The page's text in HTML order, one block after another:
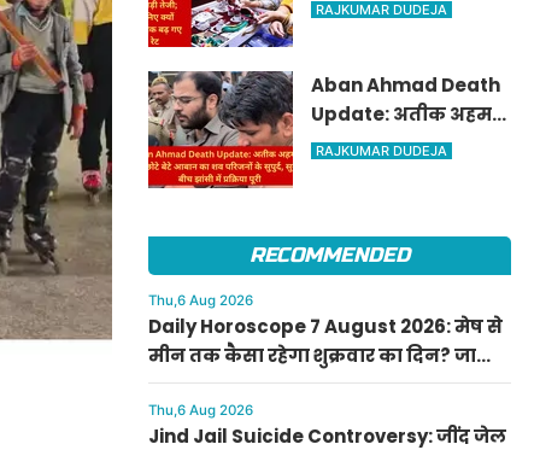
RAJKUMAR DUDEJA
Aban Ahmad Death
Update: अतीक अहमद
के सबसे छोटे बेटे आबान
RAJKUMAR DUDEJA
RECOMMENDED
Thu,6 Aug 2026
Daily Horoscope 7 August 2026: मेष से
मीन तक कैसा रहेगा शुक्रवार का दिन? जानिए
अपना आज का राशिफल
Thu,6 Aug 2026
Jind Jail Suicide Controversy: जींद जेल